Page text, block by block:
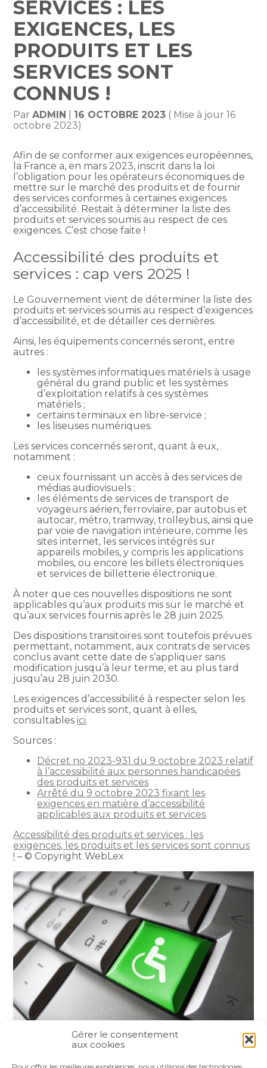
Gérer le consentement
aux cookies
SERVICES : LES
EXIGENCES, LES
PRODUITS ET LES
SERVICES SONT
CONNUS !
ParADMIN 16 OCTOBRE 2023 ( Mise à jour 16
octobre 2023)
Afin de se conformer aux exigences européennes,
la France a, en mars 2023, inscrit dans la loi
l’obligation pour les opérateurs économiques de
mettre sur le marché des produits et de fournir
des services conformes à certaines exigences
d’accessibilité. Restait à déterminer la liste des
produits et services soumis au respect de ces
exigences. C’est chose faite !
Accessibilité des produits et
services : cap vers 2025 !
Le Gouvernement vient de déterminer la liste des
produits et services soumis au respect d’exigences
d’accessibilité, et de détailler ces dernières.
Ainsi, les équipements concernés seront, entre
autres :
les systèmes informatiques matériels à usage
général du grand public et les systèmes
d’exploitation relatifs à ces systèmes
matériels ;
certains terminaux en libre-service ;
les liseuses numériques.
Les services concernés seront, quant à eux,
notamment :
ceux fournissant un accès à des services de
médias audiovisuels ;
les éléments de services de transport de
voyageurs aérien, ferroviaire, par autobus et
autocar, métro, tramway, trolleybus, ainsi que
par voie de navigation intérieure, comme les
sites internet, les services intégrés sur
appareils mobiles, y compris les applications
mobiles, ou encore les billets électroniques
et services de billetterie électronique.
À noter que ces nouvelles dispositions ne sont
applicables qu’aux produits mis sur le marché et
qu’aux services fournis après le 28 juin 2025.
Des dispositions transitoires sont toutefois prévues
permettant, notamment, aux contrats de services
conclus avant cette date de s’appliquer sans
modification jusqu’à leur terme, et au plus tard
jusqu’au 28 juin 2030.
Les exigences d’accessibilité à respecter selon les
produits et services sont, quant à elles,
consultablesici.
Sources :
Décret no 2023-931 du 9 octobre 2023 relatif
à l’accessibilité aux personnes handicapées
des produits et services
Arrêté du 9 octobre 2023 fixant les
exigences en matière d’accessibilité
applicables aux produits et services
Accessibilité des produits et services : les
exigences, les produits et les services sont connus
! – © Copyright WebLex